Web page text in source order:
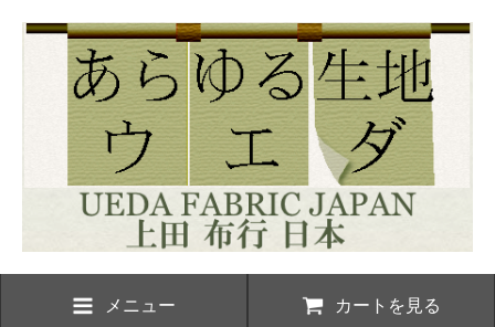
メニュー カートを見る